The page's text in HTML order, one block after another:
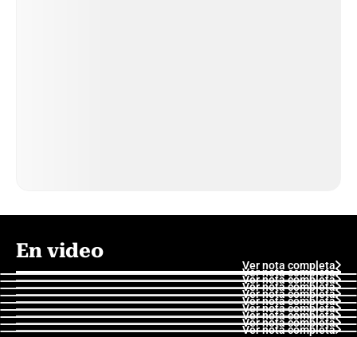
En video
Ver nota completa
Ver nota completa
Ver nota completa
Ver nota completa
Ver nota completa
Ver nota completa
Ver nota completa
Ver nota completa
Ver nota completa
Ver nota completa